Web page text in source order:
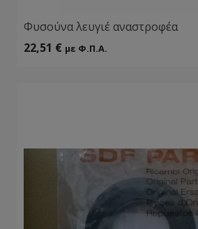
Φυσούνα λευγιέ αναστροφέα
22,51 € με Φ.Π.Α.